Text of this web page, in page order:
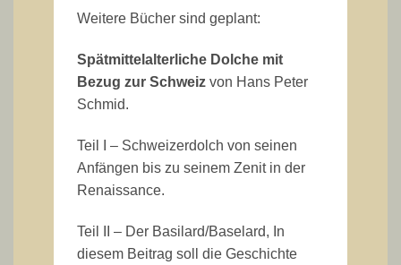
Weitere Bücher sind geplant:
Spätmittelalterliche Dolche mit
Bezug zur Schweiz von Hans Peter
Schmid.
Teil I – Schweizerdolch von seinen
Anfängen bis zu seinem Zenit in der
Renaissance.
Teil II – Der Basilard/Baselard, In
diesem Beitrag soll die Geschichte